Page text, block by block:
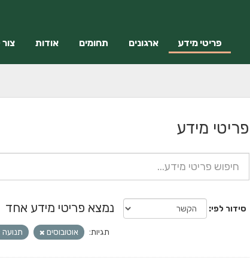
פריטי מידע ארגונים תחומים אודות
פריטי מידע
סידור לפי נמצא פריטי מידע אחד
תגיות: אוטובוסים תנועה